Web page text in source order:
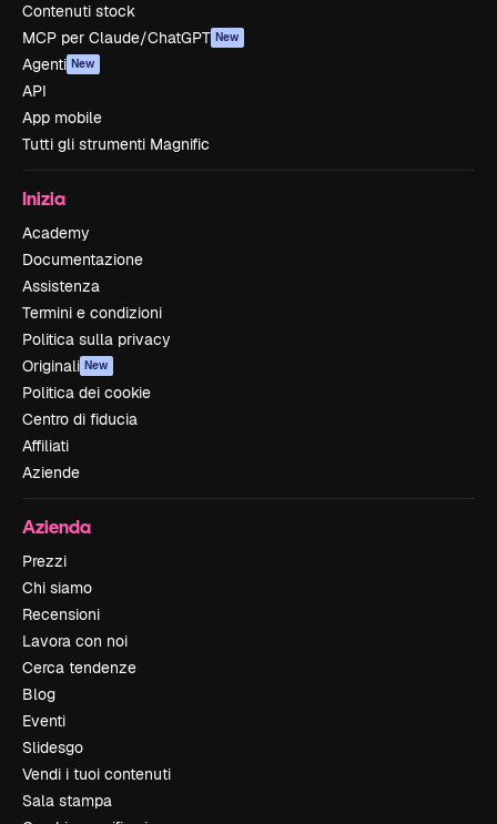
Contenuti stock
MCP per Claude/ChatGPT New
Agenti New
API
App mobile
Tutti gli strumenti Magnific
Inizia
Academy
Documentazione
Assistenza
Termini e condizioni
Politica sulla privacy
Originali New
Politica dei cookie
Centro di fiducia
Affiliati
Aziende
Azienda
Prezzi
Chi siamo
Recensioni
Lavora con noi
Cerca tendenze
Blog
Eventi
Slidesgo
Vendi i tuoi contenuti
Sala stampa